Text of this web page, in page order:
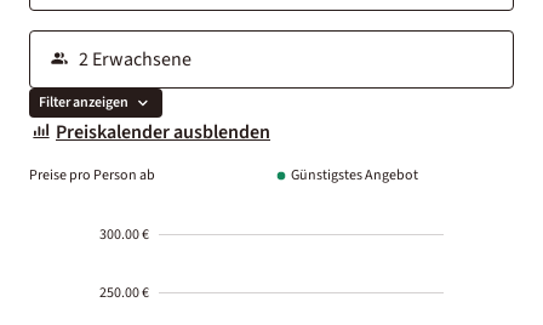
Filter anzeigen
Preiskalender ausblenden
Preise pro Person ab Günstigstes Angebot
300.00 €
250.00 €